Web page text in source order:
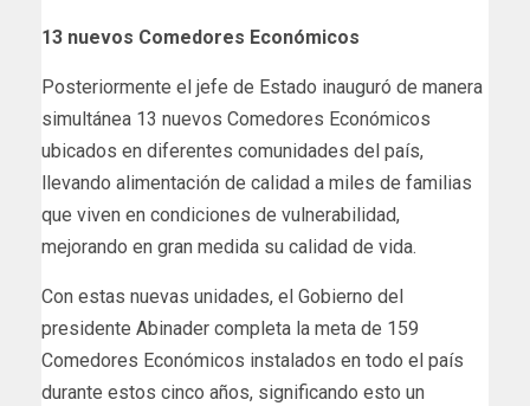
13 nuevos Comedores Económicos
Posteriormente el jefe de Estado inauguró de manera
simultánea 13 nuevos Comedores Económicos
ubicados en diferentes comunidades del país,
llevando alimentación de calidad a miles de familias
que viven en condiciones de vulnerabilidad,
mejorando en gran medida su calidad de vida.
Con estas nuevas unidades, el Gobierno del
presidente Abinader completa la meta de 159
Comedores Económicos instalados en todo el país
durante estos cinco años, significando esto un